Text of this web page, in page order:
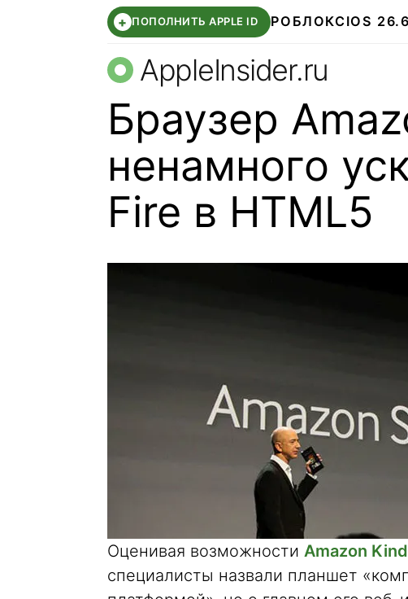
+ ПОПОЛНИТЬ APPLE ID РОБЛОКС IOS 26.6
AppleInsider.ru
Браузер
ненамного
Fire в HTML5
Оценивая возможности Amazon
специалисты назвали планшет